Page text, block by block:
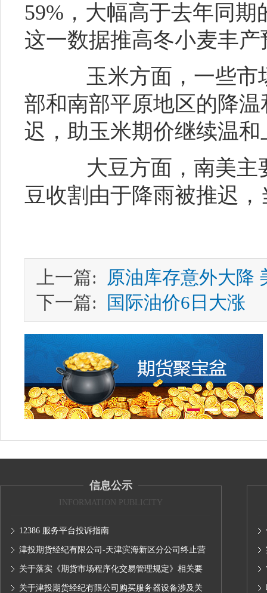
59%，大幅高于去年同
这一数据推高冬小麦丰
玉米方面，一些市
部和南部平原地区的降
迟，助玉米期价继续温和
大豆方面，南美主
豆收割由于降雨被推迟
上一篇: 原油库存意外大降
下一篇: 国际油价6日大涨
信息公示
INFORMATION PUBLICITY
12386 服务平台投诉指南
津投期货经纪有限公司-天津滨海新区分公司终止营
业的公告
关于落实《期货市场程序化交易管理规定》相关要
求,无限易终端版本调整及客户通知
关于津投期货经纪有限公司购买服务器设备涉及关